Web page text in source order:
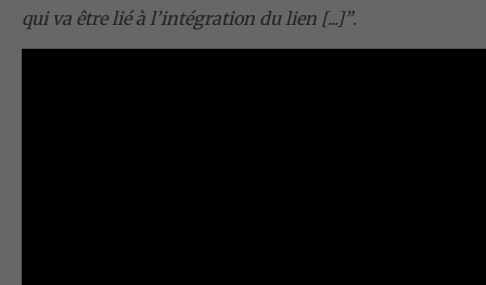
qui va être lié à l’intégration du lien [...]”.